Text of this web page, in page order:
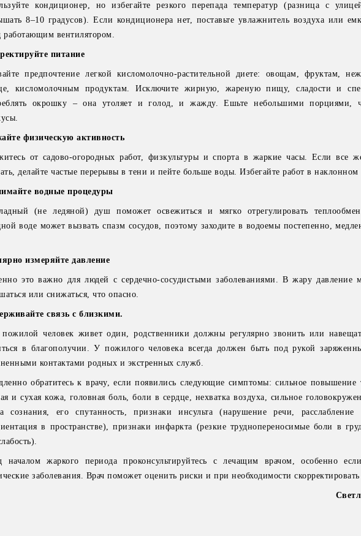
кондиционер, но избегайте резкого перепада температур (разница с
8–10 градусов). Если кондиционера нет, поставьте увлажнитель воздуха или
работающим вентилятором.
питание
предпочтение легкой кисломолочно-растительной диете: овощам, фруктам,
кисломолочным продуктам. Исключите жирную, жареную пищу, сладости и
окрошку – она утоляет и голод, и жажду. Ешьте небольшими порциями,
физическую активность
от садово-огородных работ, физкультуры и спорта в жаркие часы. Если все
делайте частые перерывы в тени и пейте больше воды. Избегайте работ в
водные процедуры
(не ледяной) душ поможет освежиться и мягко отрегулировать
воде может вызвать спазм сосудов, поэтому заходите в водоемы постепенно,
измеряйте давление
это важно для людей с сердечно-сосудистыми заболеваниями. В жару давление
или снижаться, что опасно.
связь с близкими.
человек живет один, родственники должны регулярно звонить или
в благополучии. У пожилого человека всегда должен быть под рукой
контактами родных и экстренных служб.
обратитесь к врачу, если появились следующие симптомы: сильное повышение
и сухая кожа, головная боль, боли в сердце, нехватка воздуха, сильное
сознания, его спутанность, признаки инсульта (нарушение речи,
в пространстве), признаки инфаркта (резкие труднопереносимые боли в
началом жаркого периода проконсультируйтесь с лечащим врачом, особенно
заболевания. Врач поможет оценить риски и при необходимости